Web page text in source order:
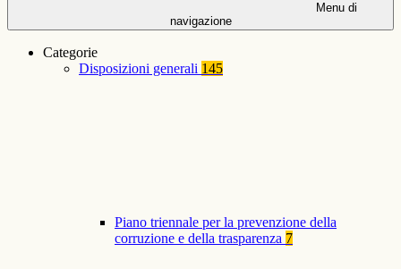
Menu di
navigazione
Categorie
Disposizioni generali 145
Piano triennale per la prevenzione della
corruzione e della trasparenza 7